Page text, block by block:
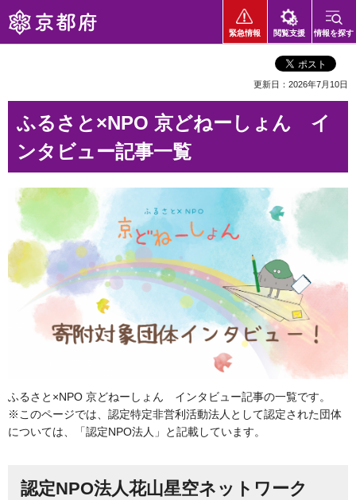
京都府
緊急情報 閲覧支援 情報を探す
更新日：2026年7月10日
ふるさと×NPO 京どねーしょん イ
ンタビュー記事一覧
ふるさと×NPO 京どねーしょん インタビュー記事の一覧です。
※このページでは、認定特定非営利活動法人として認定された団体
については、「認定NPO法人」と記載しています。
認定NPO法人花山星空ネットワーク